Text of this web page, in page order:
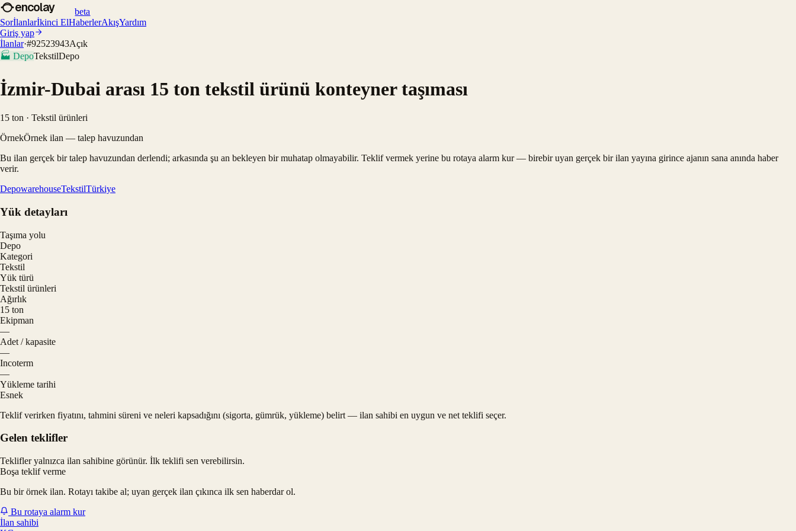
encolay
beta
Sorİlanlarİkinci ElHaberlerAkışYardım
Giriş yap
İlanlar·#92523943Açık
🏭 DepoTekstilDepo
İzmir-Dubai arası 15 ton tekstil ürünü konteyner taşıması
15 ton · Tekstil ürünleri
ÖrnekÖrnek ilan — talep havuzundan
Bu ilan gerçek bir talep havuzundan derlendi; arkasında şu an bekleyen bir muhatap olmayabilir. Teklif vermek yerine bu rotaya alarm kur — birebir uyan gerçek bir ilan yayına girince ajanın sana anında haber
verir.
DepowarehouseTekstilTürkiye
Yük detayları
Taşıma yolu
Depo
Kategori
Tekstil
Yük türü
Tekstil ürünleri
Ağırlık
15 ton
Ekipman
—
Adet / kapasite
—
Incoterm
—
Yükleme tarihi
Esnek
Teklif verirken fiyatını, tahmini süreni ve neleri kapsadığını (sigorta, gümrük, yükleme) belirt — ilan sahibi en uygun ve net teklifi seçer.
Gelen teklifler
Teklifler yalnızca ilan sahibine görünür. İlk teklifi sen verebilirsin.
Boşa teklif verme
Bu bir örnek ilan. Rotayı takibe al; uyan gerçek ilan çıkınca ilk sen haberdar ol.
Bu rotaya alarm kur
İlan sahibi